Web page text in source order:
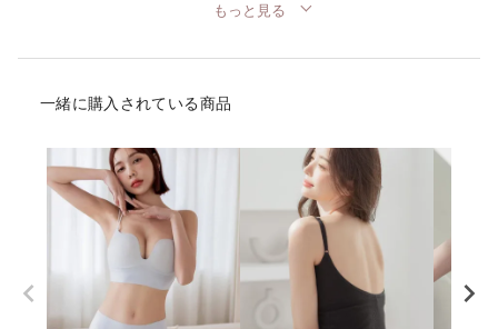
もっと見る
一緒に購入されている商品